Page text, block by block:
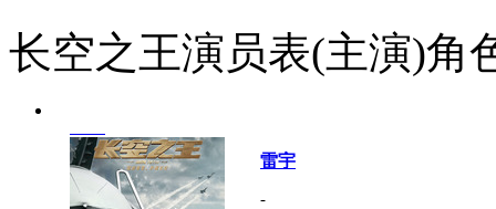
长空之王演员表(主演)角
雷宇
-